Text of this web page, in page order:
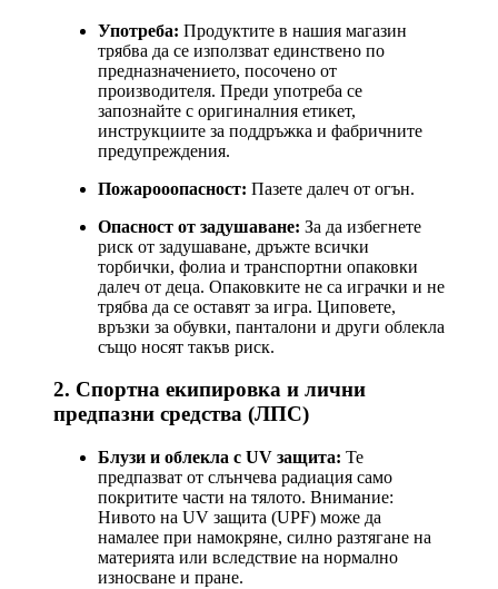
Употреба: Продуктите в нашия магазин
трябва да се използват единствено по
предназначението, посочено от
производителя. Преди употреба се
запознайте с оригиналния етикет,
инструкциите за поддръжка и фабричните
предупреждения.
Пожарооопасност: Пазете далеч от огън.
Опасност от задушаване: За да избегнете
риск от задушаване, дръжте всички
торбички, фолиа и транспортни опаковки
далеч от деца. Опаковките не са играчки и не
трябва да се оставят за игра. Циповете,
връзки за обувки, панталони и други облекла
също носят такъв риск.
2. Спортна екипировка и лични
предпазни средства (ЛПС)
Блузи и облекла с UV защита: Те
предпазват от слънчева радиация само
покритите части на тялото. Внимание:
Нивото на UV защита (UPF) може да
намалее при намокряне, силно разтягане на
материята или вследствие на нормално
износване и пране.